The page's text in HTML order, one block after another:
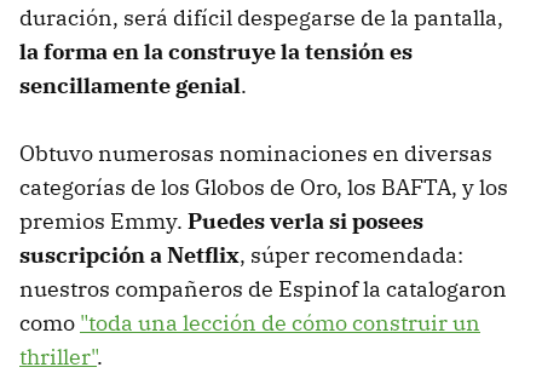
duración, será difícil despegarse de la pantalla,
la forma en la construye la tensión es
sencillamente genial.
Obtuvo numerosas nominaciones en diversas
categorías de los Globos de Oro, los BAFTA, y los
premios Emmy. Puedes verla si posees
suscripción a Netflix, súper recomendada:
nuestros compañeros de Espinof la catalogaron
como "toda una lección de cómo construir un
thriller".